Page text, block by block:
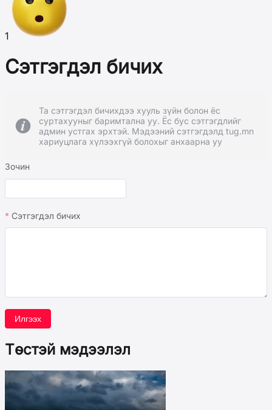
1
Сэтгэгдэл бичих
Та сэтгэгдэл бичихдээ хууль зүйн болон ёс
суртахууныг баримтална уу. Ёс бус сэтгэгдлийг
админ устгах эрхтэй. Мэдээний сэтгэгдэлд tug.mn
хариуцлага хүлээхгүй болохыг анхаарна уу
Зочин
Сэтгэгдэл бичих
Илгээх
Төстэй мэдээлэл